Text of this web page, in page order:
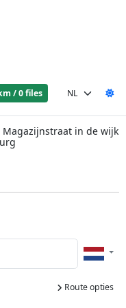
/ 0 files
Magazijnstraat in de wijk
Route opties